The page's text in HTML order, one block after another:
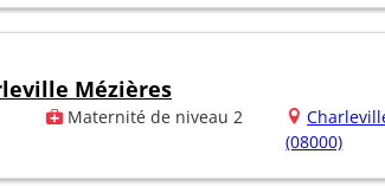
Mézières
Maternité de niveau 2
(08000)